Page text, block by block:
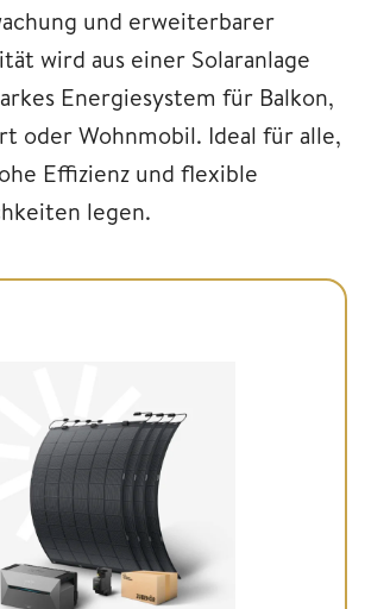
und erweiterbarer
wird aus einer Solaranlage
Energiesystem für Balkon,
oder Wohnmobil. Ideal für alle,
Effizienz und flexible
legen.